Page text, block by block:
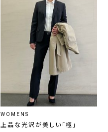
WOMENS
上品な光沢が美しい「極」